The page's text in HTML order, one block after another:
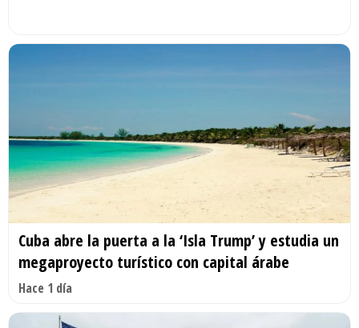
Cuba abre la puerta a la ‘Isla Trump’ y estudia un
megaproyecto turístico con capital árabe
Hace 1 día